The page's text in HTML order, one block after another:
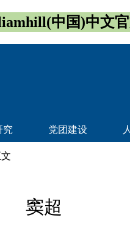
中国)中文
究 党团建设
窦超